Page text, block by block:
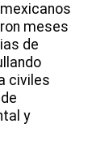
mexicanos
meses
de
civiles
y